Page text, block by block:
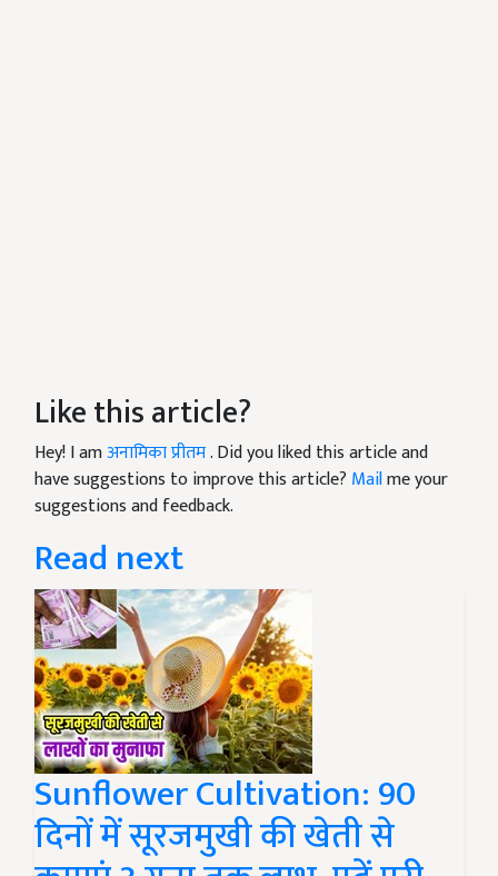
Like this article?
Hey! I amअनामिका प्रीतम. Did you liked this article and
have suggestions to improve this article? Mailme your
suggestions and feedback.
Read next
Sunflower Cultivation: 90
दिनों में सूरजमुखी की खेती से